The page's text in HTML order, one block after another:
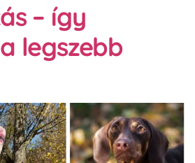
– így
legszebb